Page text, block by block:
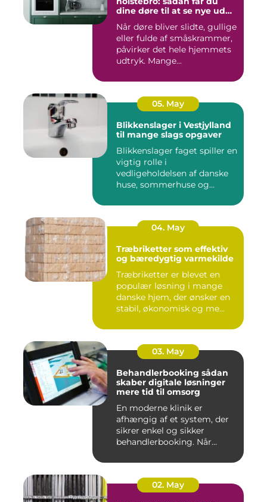
dine døre til at se nye ud
Når døre bliver slidte, gullige
eller fulde af småskrammer,
påvirker det hele hjemmets
udtryk. Mange...
05. May
Blikkenslager i Vestjylland
til mange slags opgaver
Blikkenslager faget spiller en
vigtig rolle i
vedligeholdelsen af danske
huse, sommerhuse og
04. May
Træbriketter som effektiv
og bæredygtig varmekilde
Træbriketter er blevet en
populær løsning i mange
danske hjem, der ønsker en
stabil, økonomisk og me...
03. May
Behandlerbooking sådan
skaber digitale løsninger
mere tid til omsorg
En moderne klinik er
afhængig af et system, der
sikrer enkel og sikker
behandlerbooking. Når
02. May